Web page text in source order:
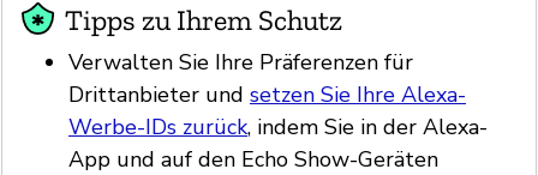
Tipps zu Ihrem Schutz
Verwalten Sie Ihre Präferenzen für
Drittanbieter und setzen Sie Ihre Alexa-
Werbe-IDs zurück, indem Sie in der Alexa-
App und auf den Echo Show-Geräten